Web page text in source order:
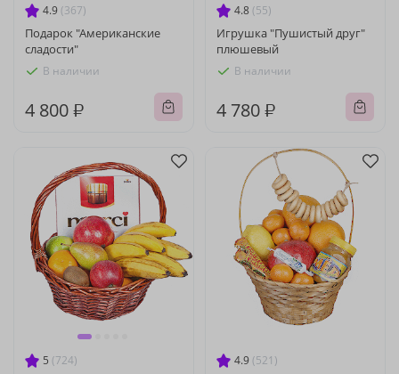
4.9 (367)
Подарок "Американские
сладости"
В наличии
4 800 ₽
4.8 (55)
Игрушка "Пушистый друг"
плюшевый
В наличии
4 780 ₽
5 (724) 4.9 (521)